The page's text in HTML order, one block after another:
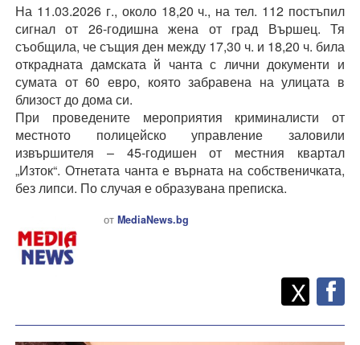
На 11.03.2026 г., около 18,20 ч., на тел. 112 постъпил
сигнал от 26-годишна жена от град Вършец. Тя
съобщила, че същия ден между 17,30 ч. и 18,20 ч. била
открадната дамската й чанта с лични документи и
сумата от 60 евро, която забравена на улицата в
близост до дома си.
При проведените мероприятия криминалисти от
местното полицейско управление заловили
извършителя – 45-годишен от местния квартал
„Изток“. Отнетата чанта е върната на собственичката,
без липси. По случая е образувана преписка.
от MediaNews.bg
Споделете
X